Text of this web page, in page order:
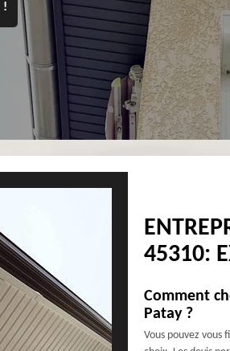
!
45310:
Comment
Patay ?
Vous pouvez